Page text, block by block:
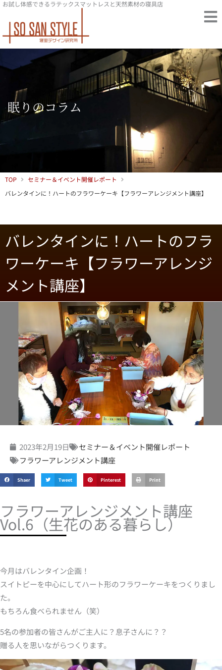
内
を
ス
お試し体感できるラテックスマットレスと天然素材の寝具店
眠りのコラム
TOP
セミナー＆イベント開催レポート
バレンタインに！ハートのフラワーケーキ【フラワーアレンジメント講座】
バレンタインに！ハートのフラ
ワーケーキ【フラワーアレンジ
メント講座】
2023年2月19日
セミナー＆イベント開催レポート
フラワーアレンジメント講座
Shaer Tweet Pinterest Print
フラワーアレンジメント講座
Vol.6（生花のある暮らし）
今月はバレンタイン企画！
スイトピーを中心にしてハート形のフラワーケーキをつくりまし
た。
もちろん食べられません（笑）
5名の参加者の皆さんがご主人に？息子さんに？？
贈る人を思いながらつくります。